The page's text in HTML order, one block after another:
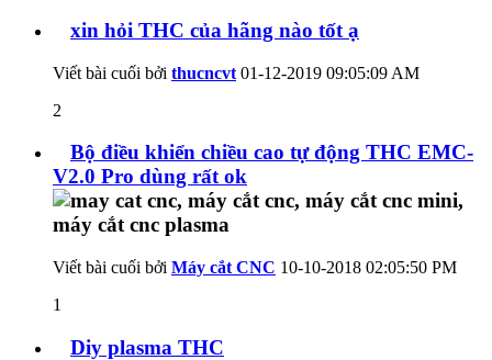
xin hỏi THC của hãng nào tốt ạ
Viết bài cuối bởi thucncvt 01-12-2019 09:05:09 AM
2
Bộ điều khiển chiều cao tự động THC EMC-
V2.0 Pro dùng rất ok
Viết bài cuối bởi Máy cắt CNC 10-10-2018 02:05:50 PM
1
Diy plasma THC